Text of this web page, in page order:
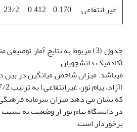
غیر انتفاعی
0.170
0.412
23/2
جدول (3) مربوط به نتایج آمار
آکادمیک دانشجویان
می­باشد. میزان شاخص میانگین در بین
که نشان می دهد میزان سرمایه
در دانشگاه پیام نور از وضعیت به نسبت
برخوردار است.